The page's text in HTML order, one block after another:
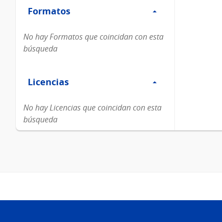
Formatos
Formatos
No hay Formatos que coincidan con esta
búsqueda
Licencias
Licencias
No hay Licencias que coincidan con esta
búsqueda